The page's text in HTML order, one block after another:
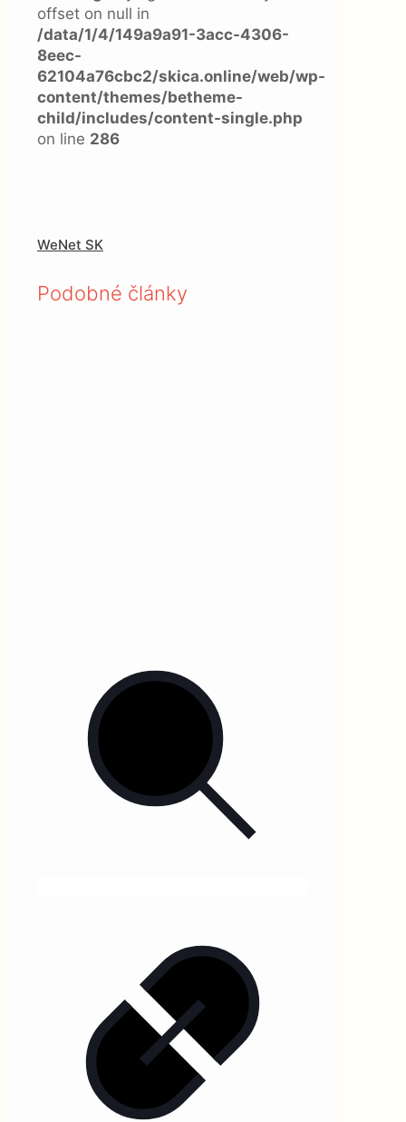
offset on null in
/data/1/4/149a9a91-3acc-4306-
8eec-
62104a76cbc2/skica.online/web/wp-
content/themes/betheme-
child/includes/content-single.php
on line 286
WeNet SK
Podobné články